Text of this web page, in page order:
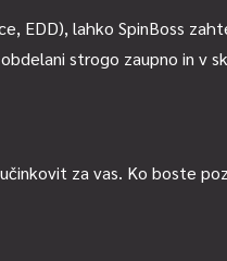
EDD), lahko SpinBoss
strogo zaupno in v
za vas. Ko boste